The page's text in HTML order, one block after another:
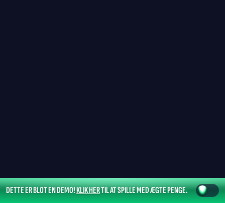
DETTE ER BLOT EN DEMO!KLIK HERTIL AT SPILLE MED ÆGTE PENGE.